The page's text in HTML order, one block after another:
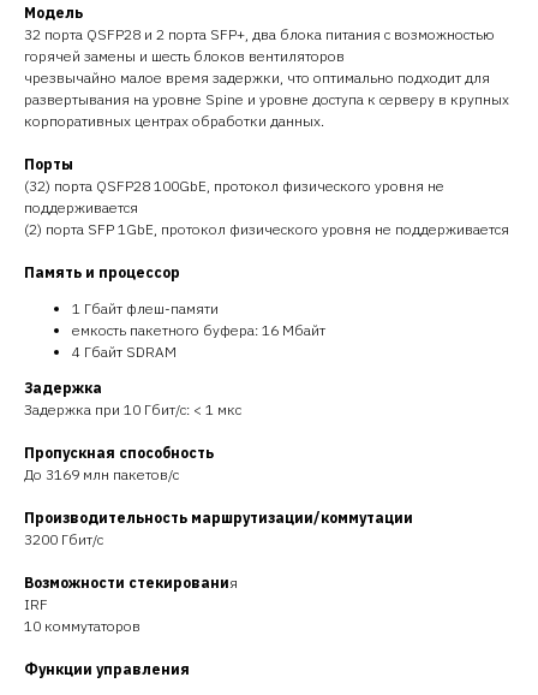
Модель
32 порта QSFP28 и 2 порта SFP+, два блока питания с возможностью
горячей замены и шесть блоков вентиляторов
чрезвычайно малое время задержки, что оптимально подходит для
развертывания на уровне Spine и уровне доступа к серверу в крупных
корпоративных центрах обработки данных.
Порты
(32) порта QSFP28 100GbE, протокол физического уровня не
поддерживается
(2) порта SFP 1GbE, протокол физического уровня не поддерживается
Память и процессор
1 Гбайт флеш-памяти
емкость пакетного буфера: 16 Мбайт
4 Гбайт SDRAM
Задержка
Задержка при 10 Гбит/с: < 1 мкс
Пропускная способность
До 3169 млн пакетов/с
Производительность маршрутизации/коммутации
3200 Гбит/с
Возможности стекирования
IRF
10 коммутаторов
Функции управления